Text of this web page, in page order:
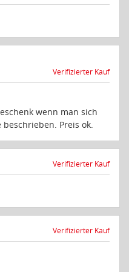
Verifizierter Kauf
wenn man sich
Preis ok.
Verifizierter Kauf
Verifizierter Kauf